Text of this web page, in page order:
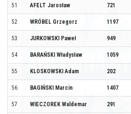
51 AFELT Jarosław 721
52 WRÓBEL Grzegorz 1197
53 JURKOWSKI Paweł 949
54 BARAŃSKI Władysław 1059
55 KLOSKOWSKI Adam 202
56 BAGIŃSKI Marcin 1407
57 WIECZOREK Waldemar 291